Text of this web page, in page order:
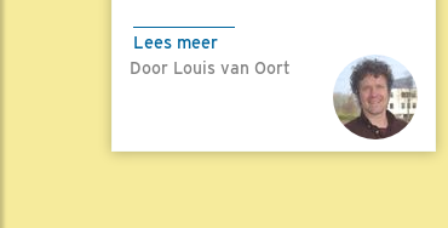
Lees meer
Door Louis van Oort